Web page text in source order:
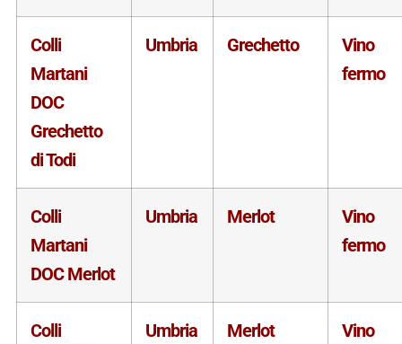
Colli
Martani
DOC
Grechetto
di Todi
Umbria Grechetto
Vino
fermo
Colli
Martani
DOC Merlot
Umbria Merlot
Vino
fermo
Colli
Umbria Merlot
Vino